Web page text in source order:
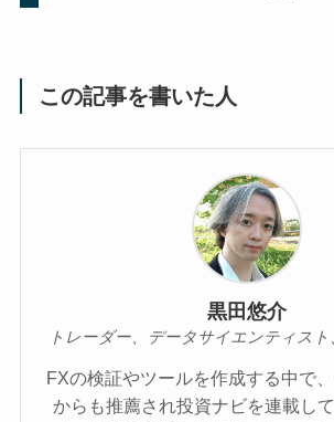
この記事を書いた人
黒田悠介
トレーダー、データサイエンティス
FXの検証やツールを作成する中で
からも推薦され投資ナビを連載し